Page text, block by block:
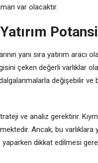
var olacaktır.
yanı sıra yatırım aracı
çeken değerli varlıklar
değişebilir ve
ve analiz gerektirir.
Ancak, bu varlıklara
dikkat edilmesi